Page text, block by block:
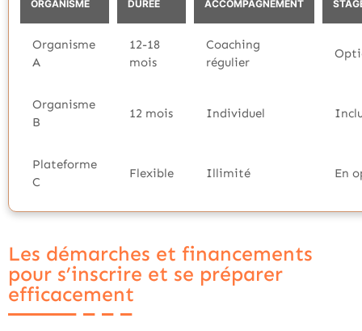
ORGANISME DURÉE ACCOMPAGNEMENT
Organisme
A
12-18
mois
Coaching
régulier
Organisme
B
12 mois Individuel
Plateforme
C
Flexible Illimité En
Les démarches et financements
pour s’inscrire et se préparer
efficacement